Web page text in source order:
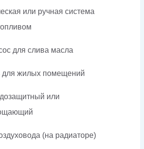
или ручная система
для слива масла
для жилых помещений
или
(на радиаторе)